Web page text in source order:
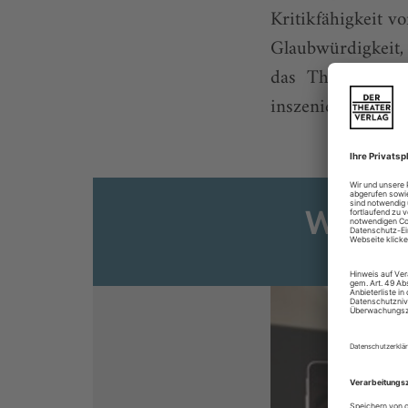
Kritikfähigkeit
das Theater
inszeniert? Wer